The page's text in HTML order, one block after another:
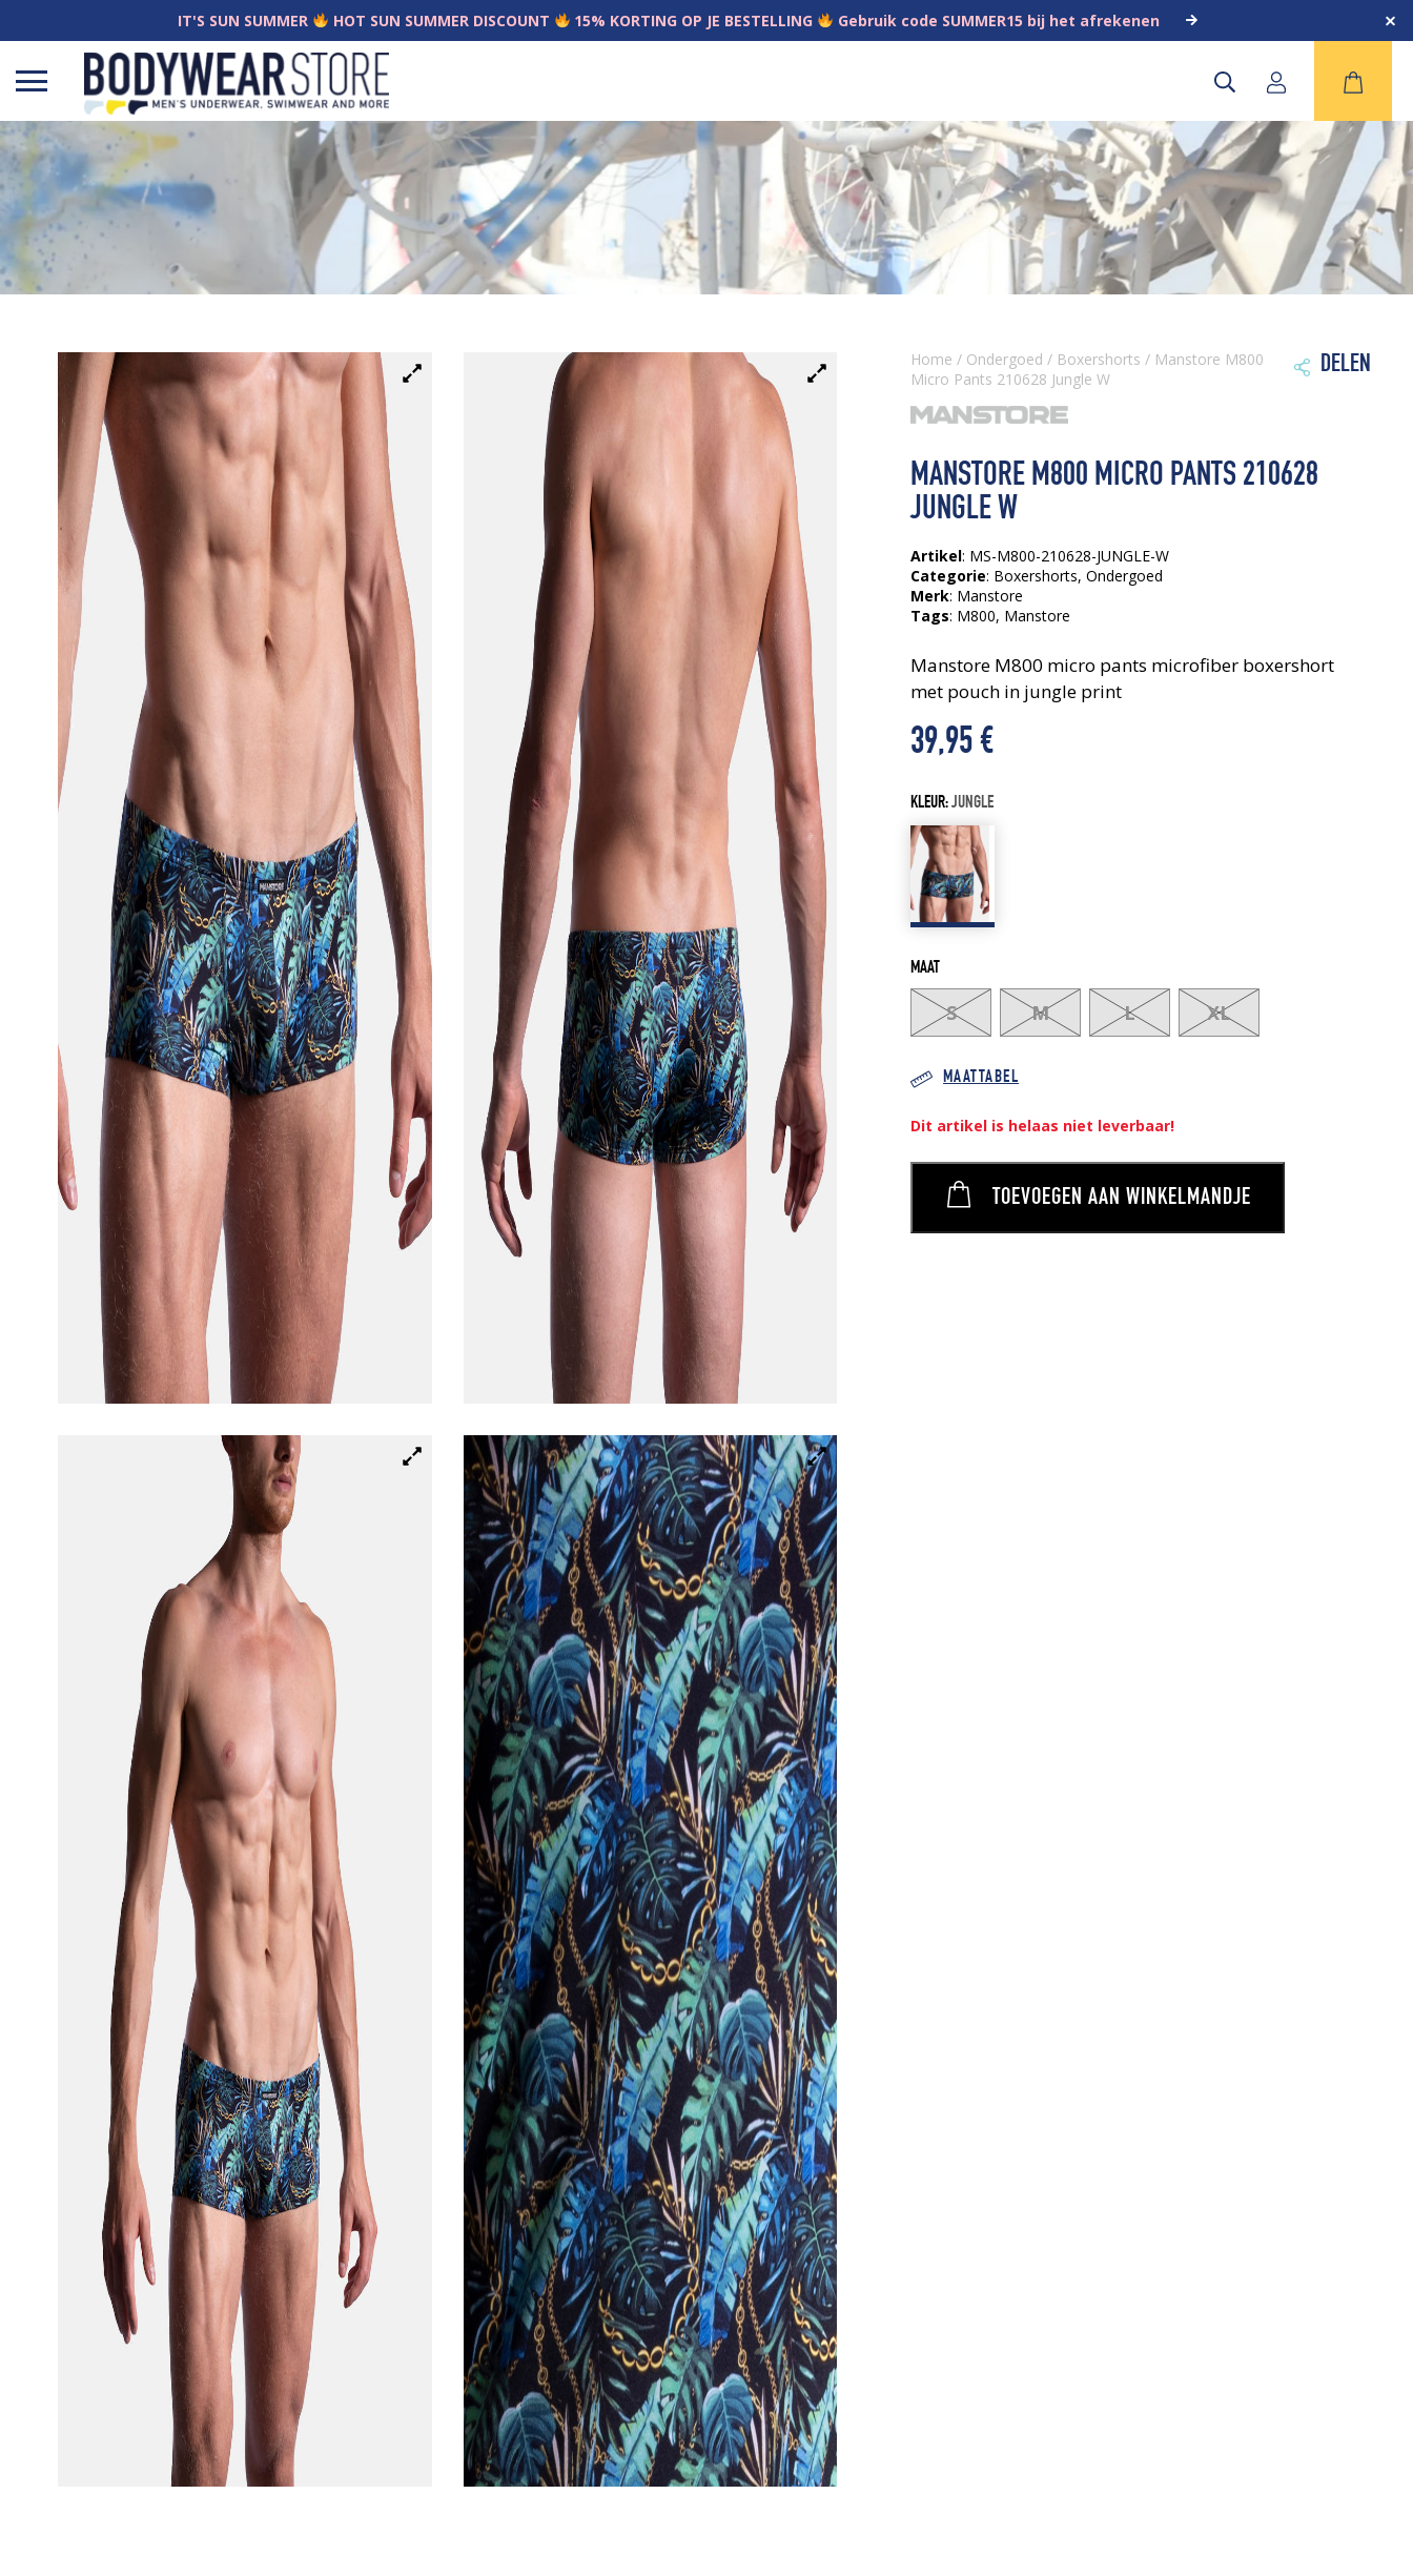
IT'S SUN SUMMER HOT SUN SUMMER DISCOUNT 15% KORTING OP JE BESTELLING Gebruik code SUMMER15 bij het afrekenen
Open
Home / Ondergoed / Boxershorts / Manstore M800
Micro Pants 210628 Jungle W
 DELEN
MANSTORE M800 MICRO PANTS 210628
JUNGLE W
Artikel: MS-M800-210628-JUNGLE-W
Categorie: Boxershorts,Ondergoed
Merk: Manstore
Tags: M800, Manstore
Manstore M800 micro pants microfiber boxershort
met pouch in jungle print
39,95€
KLEUR:JUNGLE
MAAT
S M L XL
MAATTABEL
Dit artikel is helaas niet leverbaar!
TOEVOEGEN AAN WINKELMANDJE